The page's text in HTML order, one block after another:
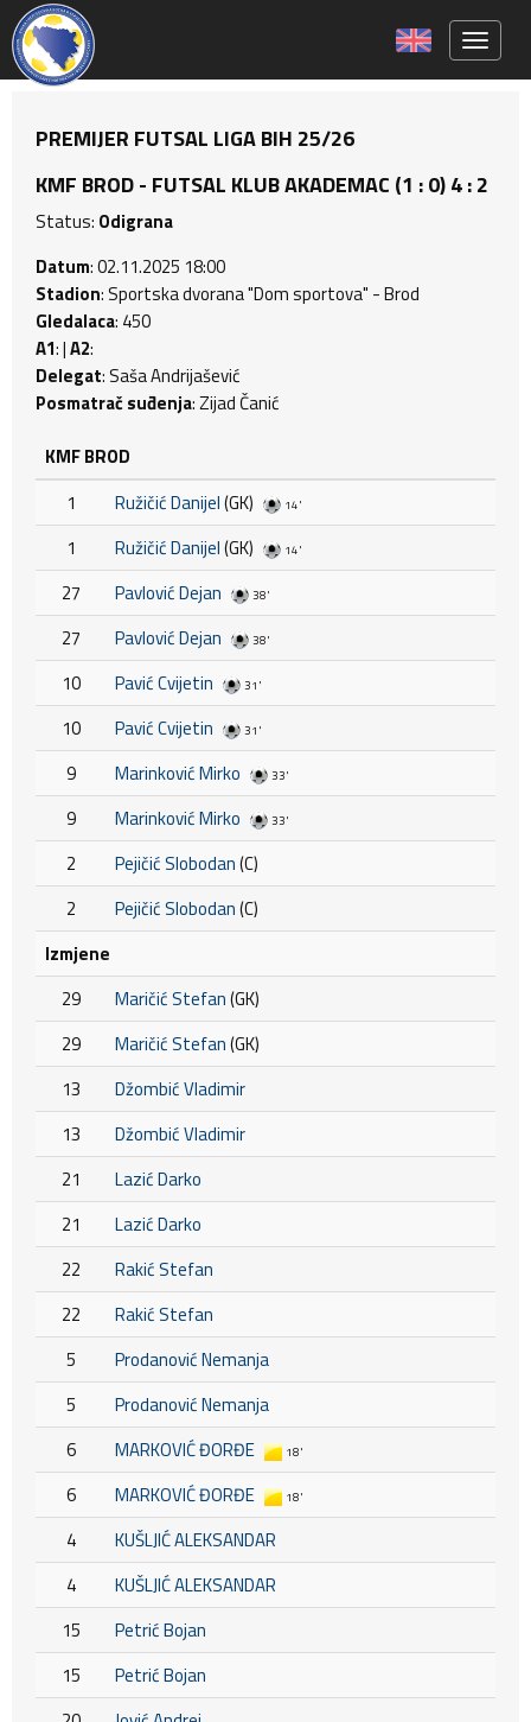
PREMIJER FUTSAL LIGA BIH 25/26
KMF BROD - FUTSAL KLUB AKADEMAC (1 : 0) 4 : 2
Status: Odigrana
Datum: 02.11.2025 18:00
Stadion: Sportska dvorana "Dom sportova" - Brod
Gledalaca: 450
A1: |A2:
Delegat: Saša Andrijašević
Posmatrač suđenja: Zijad Čanić
KMF BROD
1
Ružičić Danijel(GK) 14'
1 Ružičić Danijel(GK) 14'
27 Pavlović Dejan 38'
27 Pavlović Dejan 38'
10 Pavić Cvijetin 31'
10 Pavić Cvijetin 31'
9 Marinković Mirko 33'
9 Marinković Mirko 33'
2 Pejičić Slobodan(C)
2
Pejičić Slobodan(C)
Izmjene
29
Maričić Stefan(GK)
29
Maričić Stefan(GK)
13
Džombić Vladimir
13
Džombić Vladimir
21
Lazić Darko
21
Lazić Darko
22
Rakić Stefan
22
Rakić Stefan
5
Prodanović Nemanja
5
Prodanović Nemanja
6
MARKOVIĆ ĐORĐE 18'
6 MARKOVIĆ ĐORĐE 18'
4
KUŠLJIĆ ALEKSANDAR
4
KUŠLJIĆ ALEKSANDAR
15
Petrić Bojan
15
Petrić Bojan